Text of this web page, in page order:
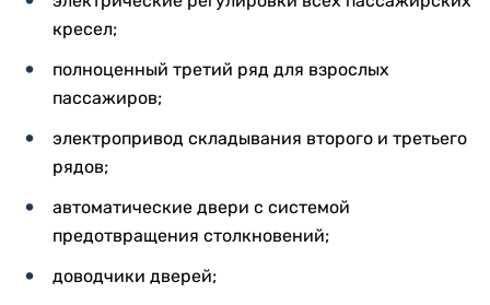
кресел;
полноценный третий ряд для взрослых
пассажиров;
электропривод складывания второго и третьего
рядов;
автоматические двери с системой
предотвращения столкновений;
доводчики дверей;